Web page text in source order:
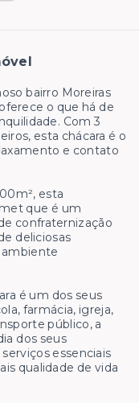
bairro Moreiras
o que há de
Com 3
esta chácara é o
e contato
esta
que é um
confraternização
deliciosas
ambiente
é um dos seus
farmácia, igreja,
público, a
dos seus
essenciais
qualidade de vida